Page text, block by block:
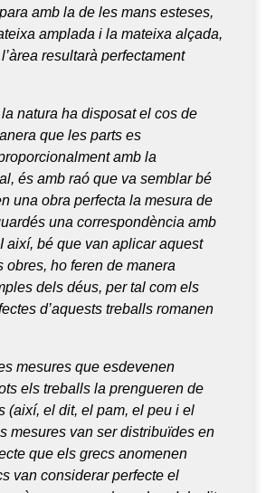
amb la de les mans esteses,
amplada i la mateixa alçada,
resultarà perfectament
natura ha disposat el cos de
que les parts es
amb la
és amb raó que va semblar bé
una obra perfecta la mesura de
una correspondència amb
així, bé que van aplicar aquest
obres, ho feren de manera
dels déus, per tal com els
d’aquests treballs romanen
mesures que esdevenen
els treballs la prengueren de
(així, el dit, el pam, el peu i el
mesures van ser distribuïdes en
que els grecs anomenen
van considerar perfecte el